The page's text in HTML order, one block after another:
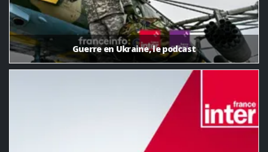
Guerre en Ukraine, le podcast